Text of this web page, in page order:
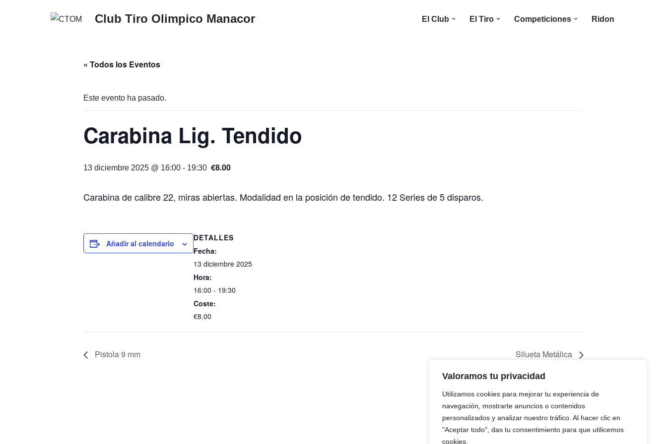
Valoramos tu privacidad
Utilizamos cookies para mejorar tu experiencia de
navegación, mostrarte anuncios o contenidos
personalizados y analizar nuestro tráfico. Al hacer clic en
"Aceptar todo", das tu consentimiento para que utilicemos
cookies.
Club Tiro Olimpico Manacor El Club El Tiro Competiciones Ridon
« Todos los Eventos
Este evento ha pasado.
Carabina Lig. Tendido
13 diciembre 2025 @ 16:00 - 19:30 €8.00
Carabina de calibre 22, miras abiertas. Modalidad en la posición de tendido. 12 Series de 5 disparos.
Añadir al calendario
DETALLES
Fecha:
13 diciembre 2025
Hora:
16:00 - 19:30
Coste:
€8.00
Pistola 9 mm Silueta Metálica